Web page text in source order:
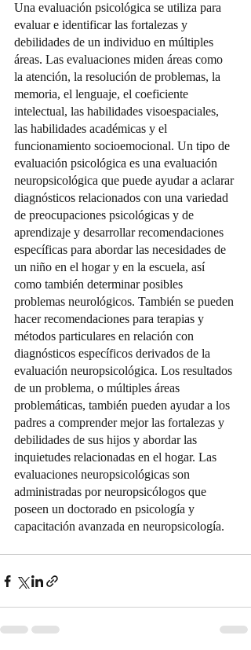
Una evaluación psicológica se utiliza para
evaluar e identificar las fortalezas y
debilidades de un individuo en múltiples
áreas. Las evaluaciones miden áreas como
la atención, la resolución de problemas, la
memoria, el lenguaje, el coeficiente
intelectual, las habilidades visoespaciales,
las habilidades académicas y el
funcionamiento socioemocional. Un tipo de
evaluación psicológica es una evaluación
neuropsicológica que puede ayudar a aclarar
diagnósticos relacionados con una variedad
de preocupaciones psicológicas y de
aprendizaje y desarrollar recomendaciones
específicas para abordar las necesidades de
un niño en el hogar y en la escuela, así
como también determinar posibles
problemas neurológicos. También se pueden
hacer recomendaciones para terapias y
métodos particulares en relación con
diagnósticos específicos derivados de la
evaluación neuropsicológica. Los resultados
de un problema, o múltiples áreas
problemáticas, también pueden ayudar a los
padres a comprender mejor las fortalezas y
debilidades de sus hijos y abordar las
inquietudes relacionadas en el hogar. Las
evaluaciones neuropsicológicas son
administradas por neuropsicólogos que
poseen un doctorado en psicología y
capacitación avanzada en neuropsicología.